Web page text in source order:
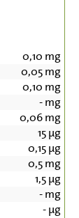
0,10 mg
0,05mg
0,10 mg
-mg
0,06mg
15µg
0,15µg
0,5mg
1,5µg
-mg
-µg